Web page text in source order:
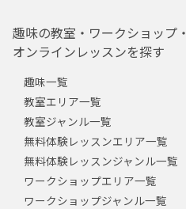
趣味の教室・ワークショップ・
オンラインレッスンを探す
趣味一覧
教室エリア一覧
教室ジャンル一覧
無料体験レッスンエリア一覧
無料体験レッスンジャンル一覧
ワークショップエリア一覧
ワークショップジャンル一覧